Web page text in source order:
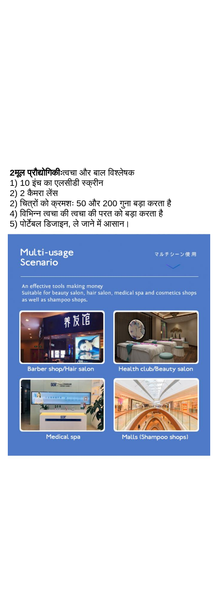
2मूल प्रौद्योगिकीःत्वचा और बाल विश्लेषक
1) 10 इंच का एलसीडी स्क्रीन
2) 2 कैमरा लेंस
2) चित्रों को क्रमशः 50 और 200 गुना बड़ा करता है
4) विभिन्न त्वचा की त्वचा की परत को बड़ा करता है
5) पोर्टेबल डिजाइन, ले जाने में आसान।